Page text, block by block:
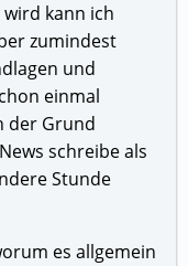
kann ich
zumindest
und
einmal
der Grund
schreibe als
Stunde
es allgemein